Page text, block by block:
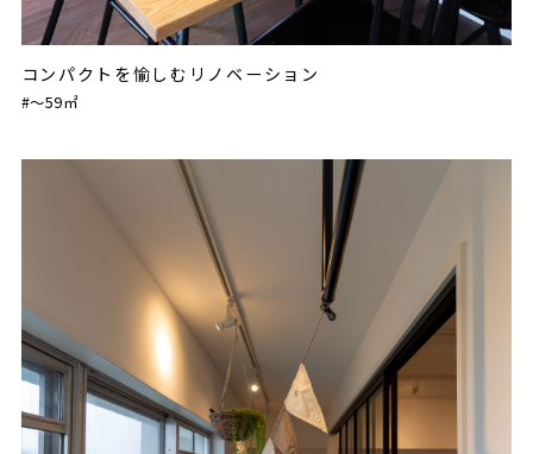
コンパクトを愉しむリノベーション
#〜59㎡